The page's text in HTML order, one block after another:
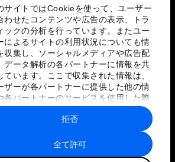
サイトではCookieを使って、ユーザー
わせたコンテンツや広告の表示、トラ
ックの分析を行っています。またユー
によるサイトの利用状況についても情
収集し、ソーシャルメディアや広告配
データ解析の各パートナーに情報を共
ています。ここで収集された情報は、
ザーが各パートナーに提供した他の情
各パートナーのサービスを使用した際
集された情報と組み合わされ、各パー
ーによって使用されることがありま
全て許可
拒否
シーポリシーと利用規約
サイトマップ